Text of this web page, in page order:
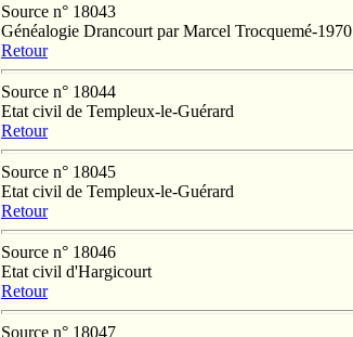
Source n° 18043
Généalogie Drancourt par Marcel Trocquemé-1970
Retour
Source n° 18044
Etat civil de Templeux-le-Guérard
Retour
Source n° 18045
Etat civil de Templeux-le-Guérard
Retour
Source n° 18046
Etat civil d'Hargicourt
Retour
Source n° 18047